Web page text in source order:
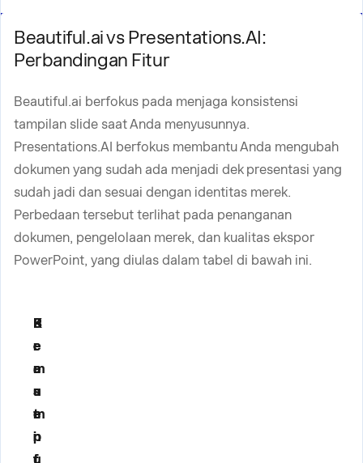
Beautiful.ai vs Presentations.AI:
Perbandingan Fitur
Beautiful.ai berfokus pada menjaga konsistensi
tampilan slide saat Anda menyusunnya.
Presentations.AI berfokus membantu Anda mengubah
dokumen yang sudah ada menjadi dek presentasi yang
sudah jadi dan sesuai dengan identitas merek.
Perbedaan tersebut terlihat pada penanganan
dokumen, pengelolaan merek, dan kualitas ekspor
PowerPoint, yang diulas dalam tabel di bawah ini.
K
e
m
a
m
p
u
B
e
a
u
t
i
f
P
r
e
s
e
n
t